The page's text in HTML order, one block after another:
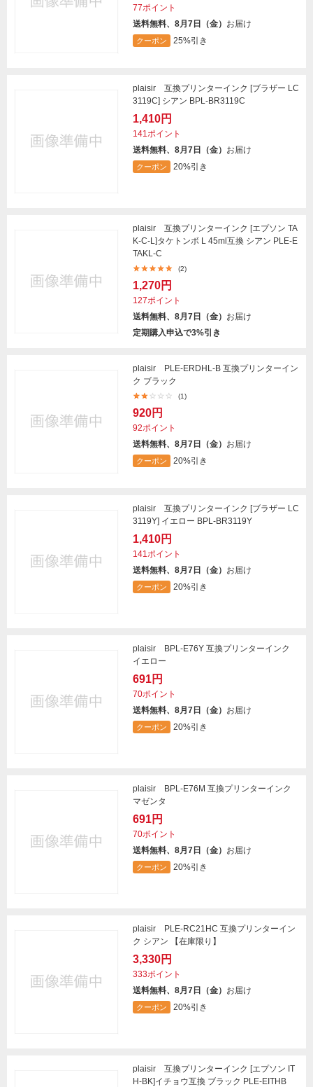
77ポイント
送料無料、8月7日（金） お届け
クーポン 25%引き
plaisir 互換プリンターインク [ブラザー LC
3119C] シアン BPL-BR3119C
1,410円
141ポイント
送料無料、8月7日（金） お届け
クーポン 20%引き
plaisir 互換プリンターインク [エプソン TA
K-C-L]タケトンボ L 45ml互換 シアン PLE-E
TAKL-C
(2)
1,270円
127ポイント
送料無料、8月7日（金） お届け
定期購入申込で3%引き
plaisir PLE-ERDHL-B 互換プリンターイン
ク ブラック
(1)
920円
92ポイント
送料無料、8月7日（金） お届け
クーポン 20%引き
plaisir 互換プリンターインク [ブラザー LC
3119Y] イエロー BPL-BR3119Y
1,410円
141ポイント
送料無料、8月7日（金） お届け
クーポン 20%引き
plaisir BPL-E76Y 互換プリンターインク
イエロー
691円
70ポイント
送料無料、8月7日（金） お届け
クーポン 20%引き
plaisir BPL-E76M 互換プリンターインク
マゼンタ
691円
70ポイント
送料無料、8月7日（金） お届け
クーポン 20%引き
plaisir PLE-RC21HC 互換プリンターイン
ク シアン 【在庫限り】
3,330円
333ポイント
送料無料、8月7日（金） お届け
クーポン 20%引き
plaisir 互換プリンターインク [エプソン IT
H-BK]イチョウ互換 ブラック PLE-EITHB